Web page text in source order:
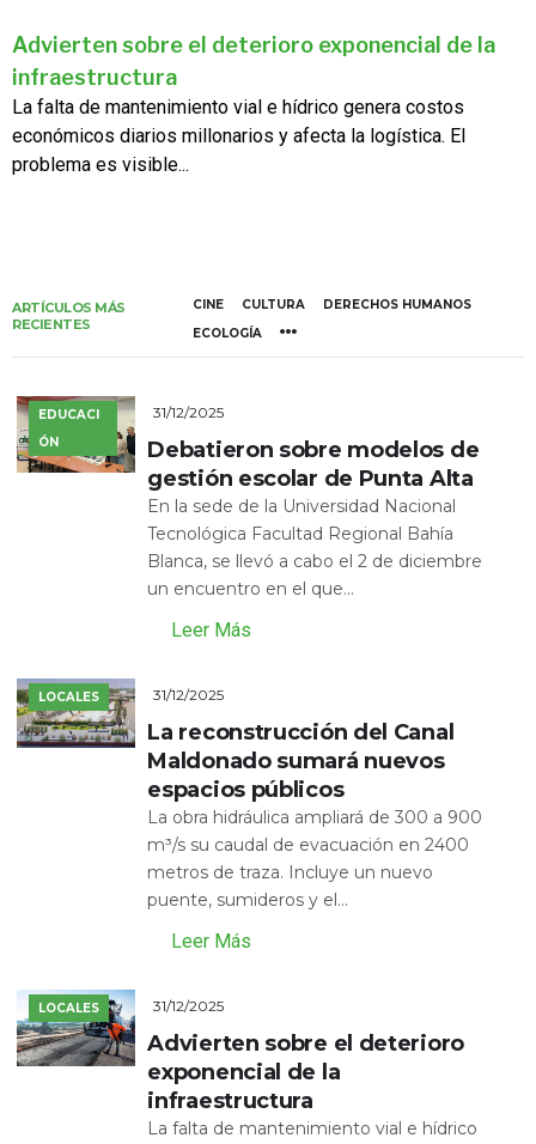
Advierten sobre el deterioro exponencial de la
infraestructura
La falta de mantenimiento vial e hídrico genera costos
económicos diarios millonarios y afecta la logística. El
problema es visible...
ARTÍCULOS MÁS
RECIENTES
CINE CULTURA
DERECHOS HUMANOS
ECOLOGÍA
EDUCACI
ÓN
31/12/2025
Debatieron sobre modelos de
gestión escolar de Punta Alta
En la sede de la Universidad Nacional
Tecnológica Facultad Regional Bahía
Blanca, se llevó a cabo el 2 de diciembre
un encuentro en el que...
Leer Más
LOCALES 31/12/2025
La reconstrucción del Canal
Maldonado sumará nuevos
espacios públicos
La obra hidráulica ampliará de 300 a 900
m³/s su caudal de evacuación en 2400
metros de traza. Incluye un nuevo
puente, sumideros y el...
Leer Más
LOCALES 31/12/2025
Advierten sobre el deterioro
exponencial de la
infraestructura
La falta de mantenimiento vial e hídrico